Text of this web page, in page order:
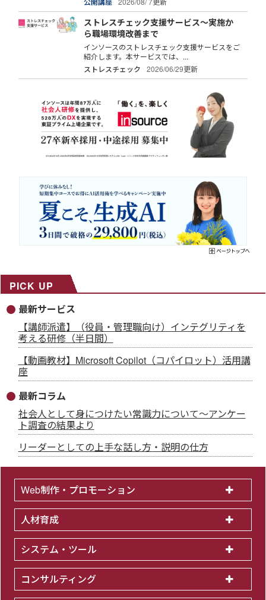
ストレスチェック支援サービス～実施か
ら職場環境改善まで
インソースのストレスチェック支援サービスをご
紹介します。本サービスでは、...
ストレスチェック
2026/06/29更新
PICK UP
最新サービス
【講師派遣】（役員・管理職向け）インテグリティを
考える研修（半日間）
【動画教材】Microsoft Copilot（コパイロット）活用講
座
最新コラム
社会人として身につけたい常識力について～アンケー
ト調査の結果より
リーダーとしての上手な話し方・説明の仕方
Web制作・プロモーション
人材育成
システム・ツール
コンサルティング